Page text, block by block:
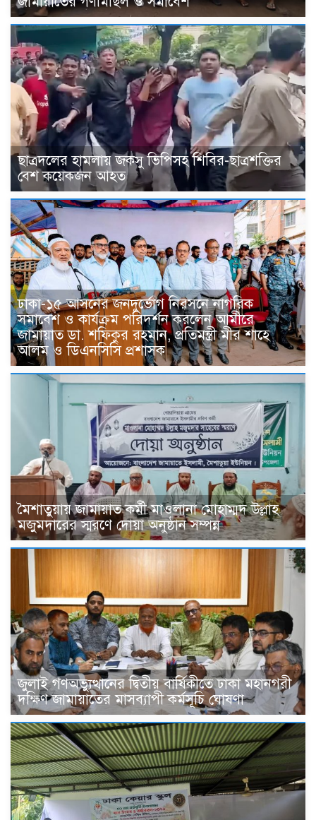
ছাত্রদলের হামলায় জকসু ভিপিসহ শিবির-ছাত্রশক্তির
বেশ কয়েকজন আহত
ঢাকা-১৫ আসনের জনদুর্ভোগ নিরসনে নাগরিক
সমাবেশ ও কার্যক্রম পরিদর্শন করলেন আমীরে
জামায়াত ডা. শফিকুর রহমান, প্রতিমন্ত্রী মীর শাহে
আলম ও ডিএনসিসি প্রশাসক
মৈশাতুয়ায় জামায়াত কর্মী মাওলানা মোহাম্মদ উল্লাহ
মজুমদারের স্মরণে দোয়া অনুষ্ঠান সম্পন্ন
জুলাই গণঅভ্যুত্থানের দ্বিতীয় বার্ষিকীতে ঢাকা মহানগরী
দক্ষিণ জামায়াতের মাসব্যাপী কর্মসূচি ঘোষণা